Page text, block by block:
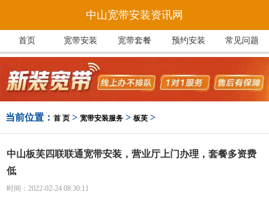
中山宽带安装资讯网
首页 宽带安装 宽带套餐 预约安装 常见问题
当前位置： 首 页> 宽带安装服务> 板芙>
中山板芙四联联通宽带安装，营业厅上门办理，套餐多资费
低
时间：2022-02-24 08:30:11